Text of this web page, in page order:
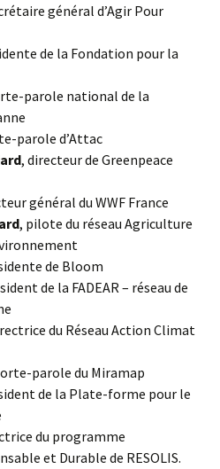
général d’Agir Pour
de la Fondation pour la
parole national de la
parole d’Attac
, directeur de Greenpeace
général du WWF France
, pilote du réseau Agriculture
de Bloom
de la FADEAR – réseau de
du Réseau Action Climat
parole du Miramap
de la Plate-forme pour le
du programme
et Durable de RESOLIS.